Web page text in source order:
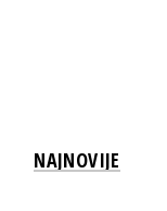
NAJNOVIJE